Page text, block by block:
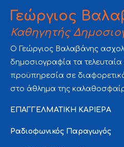
Γεώργιος
Καθηγητής
Ο Γεώργιος Βαλαβάνης
δημοσιογραφία τα τελευταία
προϋπηρεσία σε
στο άθλημα της
ΕΠΑΓΓΕΛΜΑΤΙΚΗ ΚΑΡΙΕΡΑ
Ραδιοφωνικός Παραγωγός